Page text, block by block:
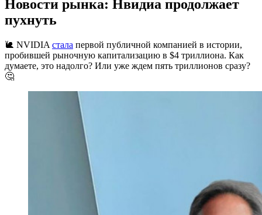
Новости рынка: Нвидиа продолжает
пухнуть
🐌 NVIDIA стала первой публичной компанией в истории,
пробившей рыночную капитализацию в $4 триллиона. Как
думаете, это надолго? Или уже ждем пять триллионов сразу?
🤔